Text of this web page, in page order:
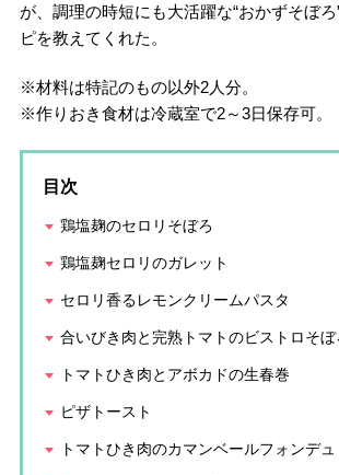
が、調理の時短にも大活躍な“おかずそぼ
ピを教えてくれた。
※材料は特記のもの以外2人分。
※作りおき食材は冷蔵室で2～3日保存可。
目次
鶏塩麹のセロリそぼろ
鶏塩麹セロリのガレット
セロリ香るレモンクリームパスタ
合いびき肉と完熟トマトのビストロそぼ
トマトひき肉とアボカドの生春巻
ピザトースト
トマトひき肉のカマンベールフォンデュ